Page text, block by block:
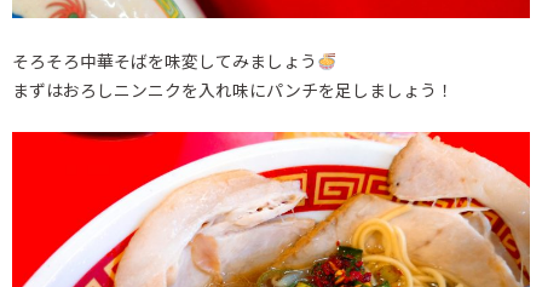
そろそろ中華そばを味変してみましょう
まずはおろしニンニクを入れ味にパンチを足しましょう！